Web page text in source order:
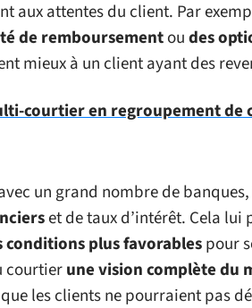
aux attentes du client. Par
de remboursementoudes
mieux à un client ayant des
courtier en regroupement de
un grand nombre de
et de taux d’intérêt. Cela lui
conditions plus favorablespour
courtierune vision complète du
les clients ne pourraient pas